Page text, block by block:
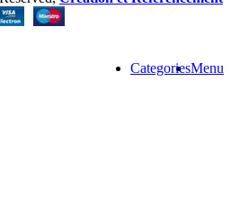
Menu
Categories